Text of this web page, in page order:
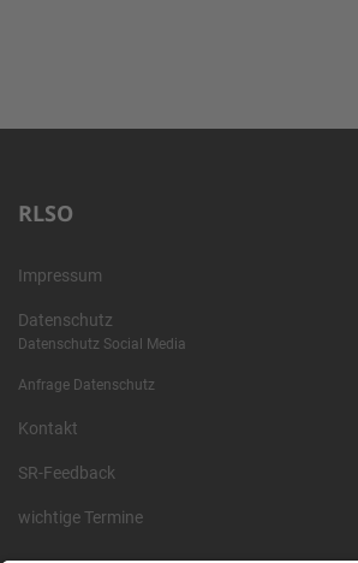
RLSO
Impressum
Datenschutz
Datenschutz Social Media
Anfrage Datenschutz
Kontakt
SR-Feedback
wichtige Termine